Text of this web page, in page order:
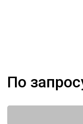
По